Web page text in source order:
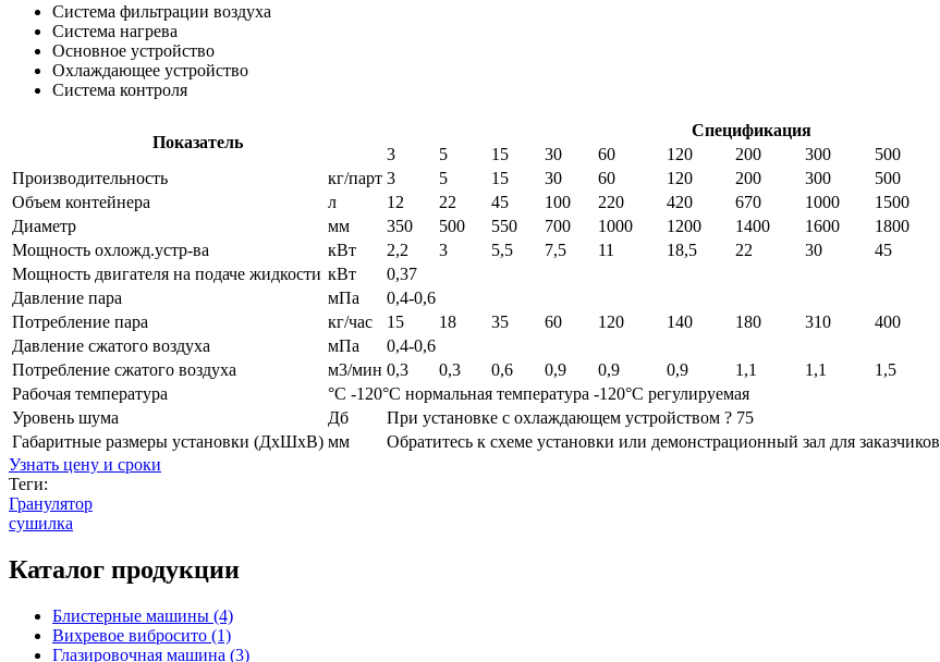
Система фильтрации воздуха
Система нагрева
Основное устройство
Охлаждающее устройство
Система контроля
Показатель
Спецификация
3
5 15 30 60 120 200 300 500
Производительность
кг/парт 3 5 15 30 60 120 200 300 500
Объем контейнера л 12 22 45 100 220 420 670 1000
1500
Диаметр
мм 350 500 550 700 1000 1200 1400 1600
1800
Мощность охложд.устр-ва
кВт 2,2 3 5,5 7,5 11 18,5 22 30
45
Мощность двигателя на подаче жидкости кВт
0,37
Давление пара
мПа
0,4-0,6
Потребление пара
кг/час 15 18 35 60 120 140 180 310
400
Давление сжатого воздуха
мПа
0,4-0,6
Потребление сжатого воздуха
м3/мин 0,3 0,3 0,6 0,9 0,9 0,9 1,1 1,1
1,5
Рабочая температура
°С -120°С нормальная температура -120°С регулируемая
Уровень шума
Дб
При установке с охлаждающем устройством ? 75
Габаритные размеры установки (ДхШхВ) мм
Обратитесь к схеме установки или демонстрационный зал для заказчиков
Узнать цену и сроки
Теги:
Гранулятор
сушилка
Каталог продукции
Блистерные машины (4)
Вихревое вибросито (1)
Глазировочная машина (3)